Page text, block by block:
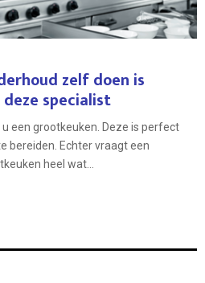
zelf doen is
specialist
een grootkeuken. Deze is perfect
bereiden. Echter vraagt een
heel wat...